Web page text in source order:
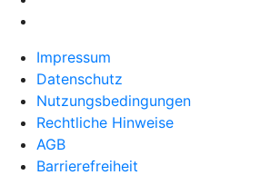
Impressum
Datenschutz
Nutzungsbedingungen
Rechtliche Hinweise
AGB
Barrierefreiheit